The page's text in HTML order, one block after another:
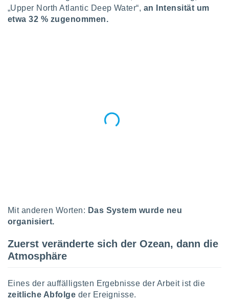
der
„Upper North Atlantic Deep Water“, an Intensität um
etwa 32 % zugenommen.
Mit anderen Worten: Das System wurde neu
organisiert.
Zuerst veränderte sich der Ozean, dann die
Atmosphäre
Eines der auffälligsten Ergebnisse der Arbeit ist die
zeitliche Abfolge der Ereignisse.